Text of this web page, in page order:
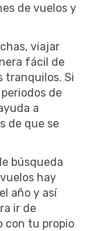
de vuelos y
viajar
fácil de
tranquilos. Si
de
a
de que se
búsqueda
hay
año y así
ir de
con tu propio